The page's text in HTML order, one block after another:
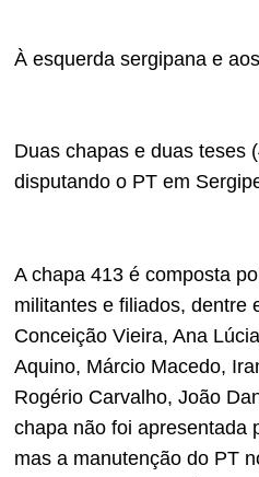
À esquerda sergipana e
Duas chapas e duas teses
disputando o PT em
A chapa 413 é composta
militantes e filiados, dentre
Conceição Vieira, Ana
Aquino, Márcio Macedo,
Rogério Carvalho, João
chapa não foi apresentada
mas a manutenção do PT